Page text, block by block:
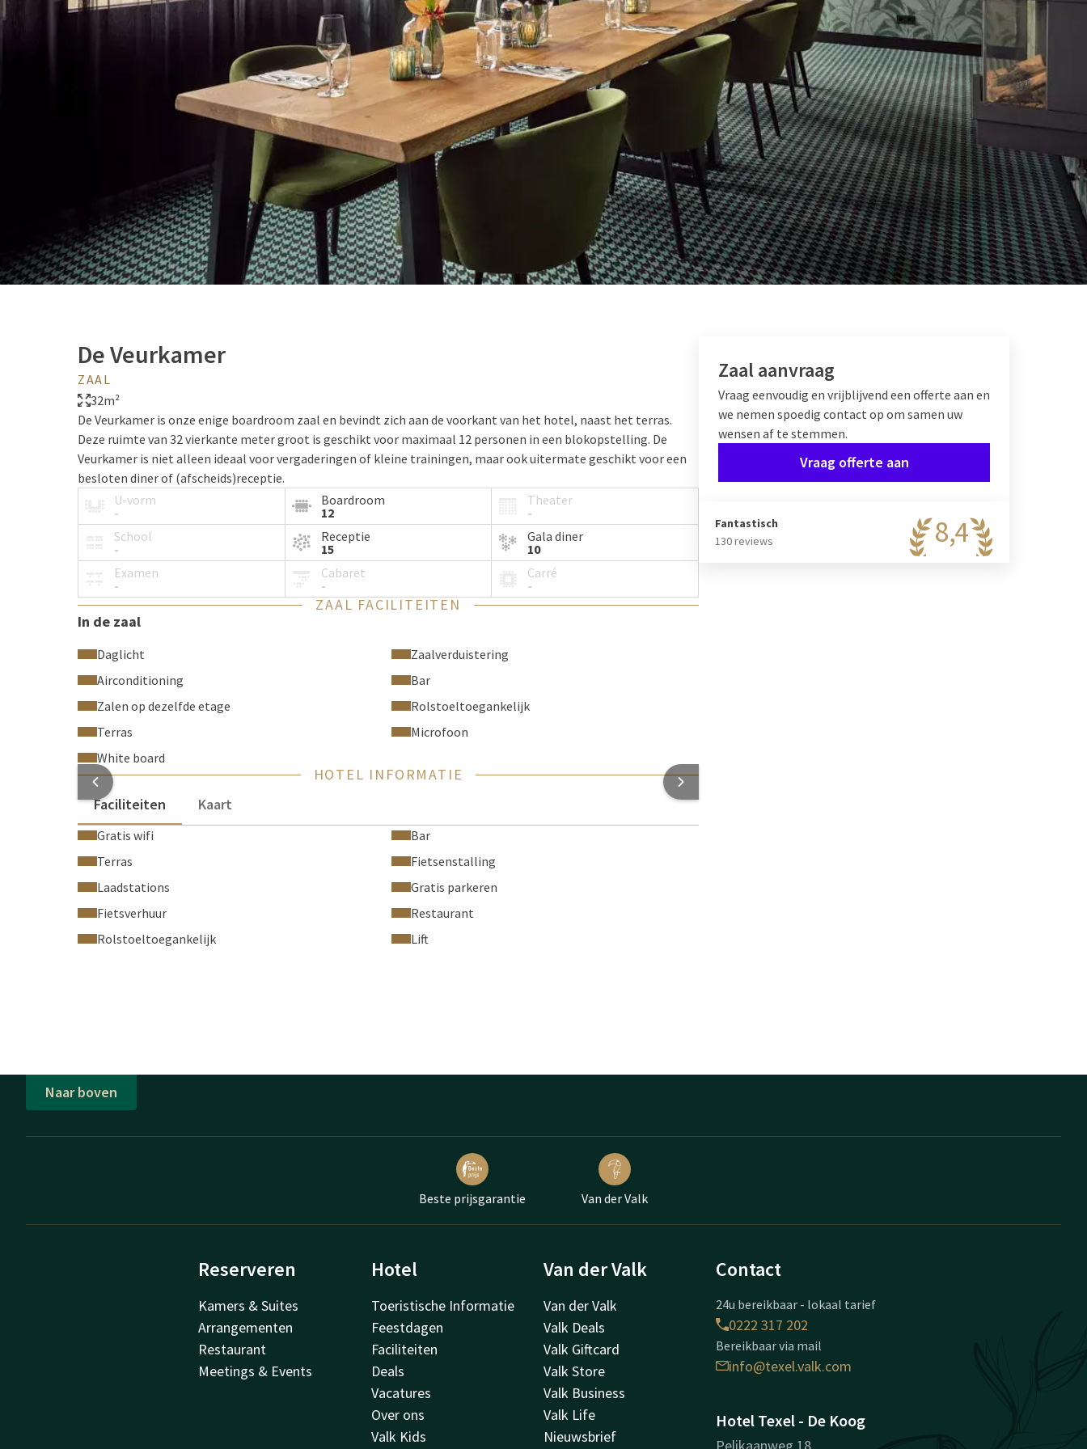
De Veurkamer
ZAAL
32m²
De Veurkamer is onze enige boardroom zaal en bevindt zich aan de voorkant van het hotel, naast het terras.
Deze ruimte van 32 vierkante meter groot is geschikt voor maximaal 12 personen in een blokopstelling. De
Veurkamer is niet alleen ideaal voor vergaderingen of kleine trainingen, maar ook uitermate geschikt voor een
besloten diner of (afscheids)receptie.
U-vorm
-
Boardroom
12
Theater
-
School
-
Receptie
15
Gala diner
10
Examen
-
Cabaret
-
Carré
-
ZAAL FACILITEITEN
In de zaal
Daglicht
Zaalverduistering
Airconditioning
Bar
Zalen op dezelfde etage
Rolstoeltoegankelijk
Terras
Microfoon
White board
Zaal aanvraag
Vraag eenvoudig en vrijblijvend een offerte aan en
we nemen spoedig contact op om samen uw
wensen af te stemmen.
Vraag offerte aan
8,4
Fantastisch
130 reviews
HOTEL INFORMATIE
Faciliteiten
Kaart
Gratis wifi
Bar
Terras
Fietsenstalling
Laadstations
Gratis parkeren
Fietsverhuur
Restaurant
Rolstoeltoegankelijk
Lift
Naar boven
Beste prijsgarantie Van der Valk
Reserveren
Kamers & Suites
Arrangementen
Restaurant
Meetings & Events
Hotel
Toeristische Informatie
Feestdagen
Faciliteiten
Deals
Vacatures
Over ons
Valk Kids
Van der Valk
Van der Valk
Valk Deals
Valk Giftcard
Valk Store
Valk Business
Valk Life
Nieuwsbrief
Contact
24u bereikbaar - lokaal tarief
0222 317 202
Bereikbaar via mail
info@texel.valk.com
Hotel Texel - De Koog
Pelikaanweg 18